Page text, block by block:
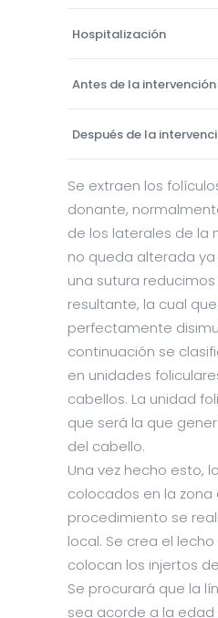
Hospitalización
Antes de la intervención
Después de la
Se extraen los
donante,
de los laterales de la
no queda alterada
una sutura
resultante, la cual
perfectamente
continuación se
en unidades
cabellos. La unidad
que será la que
del cabello.
Una vez hecho esto,
colocados en la zona
procedimiento se
local. Se crea el
colocan los injertos
Se procurará que la
sea acorde a la